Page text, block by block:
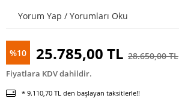
Yorum Yap / Yorumları Oku
%10 25.785,00 TL 28.650,00 TL
Fiyatlara KDV dahildir.
* 9.110,70 TL den başlayan taksitlerle!!